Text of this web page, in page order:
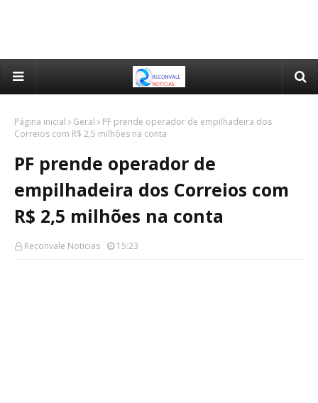
Página inicial Geral
PF prende operador de empilhadeira dos
Correios com R$ 2,5 milhões na conta
PF prende operador de
empilhadeira dos Correios com
R$ 2,5 milhões na conta
Reconvale Noticias 15:23